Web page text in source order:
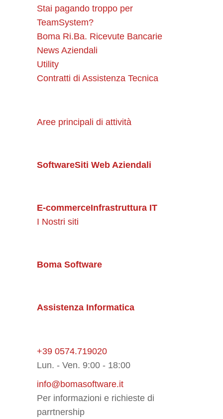
Stai pagando troppo per
TeamSystem?
Boma Ri.Ba. Ricevute Bancarie
News Aziendali
Utility
Contratti di Assistenza Tecnica
Aree principali di attività
SoftwareSiti Web Aziendali
E-commerceInfrastruttura IT
I Nostri siti
Boma Software
Assistenza Informatica
+39 0574.719020
Lun. - Ven. 9:00 - 18:00
info@bomasoftware.it
Per informazioni e richieste di
parrtnership